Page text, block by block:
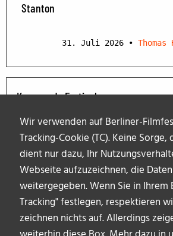
Wir verwenden auf Berliner-
Tracking-Cookie (TC). Keine Sorge,
dient nur dazu, Ihr
Webseite aufzuzeichnen, die
weitergegeben. Wenn Sie in Ihrem
Tracking" festlegen, respektieren
zeichnen nichts auf. Allerdings
Stanton
31. Juli 2026 • Thomas
Kommende Festivals